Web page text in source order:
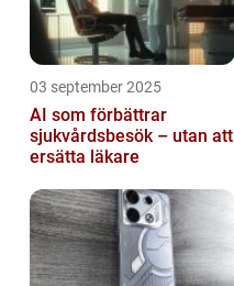
03 september 2025
AI som förbättrar
sjukvårdsbesök – utan att
ersätta läkare